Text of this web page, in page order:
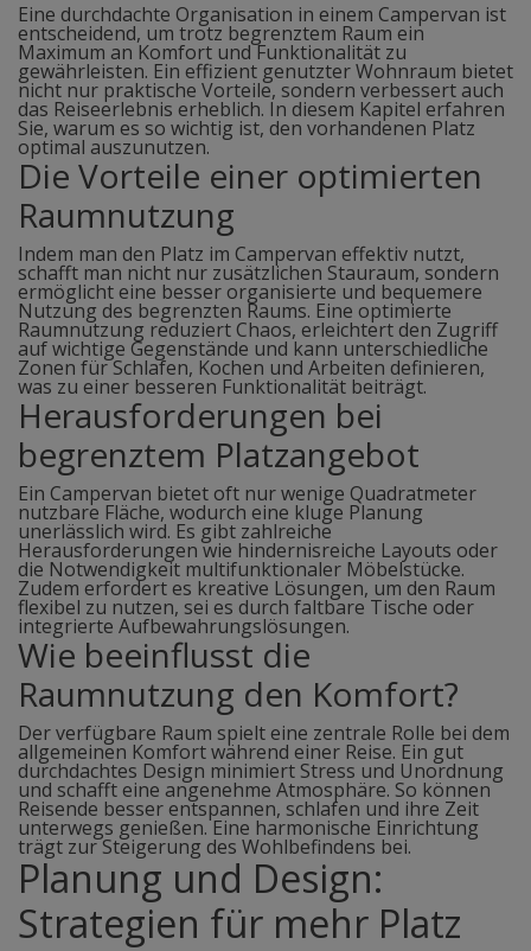
Eine durchdachte Organisation in einem Campervan ist
entscheidend, um trotz begrenztem Raum ein
Maximum an Komfort und Funktionalität zu
gewährleisten. Ein effizient genutzter Wohnraum bietet
nicht nur praktische Vorteile, sondern verbessert auch
das Reiseerlebnis erheblich. In diesem Kapitel erfahren
Sie, warum es so wichtig ist, den vorhandenen Platz
optimal auszunutzen.
Die Vorteile einer optimierten
Raumnutzung
Indem man den Platz im Campervan effektiv nutzt,
schafft man nicht nur zusätzlichen Stauraum, sondern
ermöglicht eine besser organisierte und bequemere
Nutzung des begrenzten Raums. Eine optimierte
Raumnutzung reduziert Chaos, erleichtert den Zugriff
auf wichtige Gegenstände und kann unterschiedliche
Zonen für Schlafen, Kochen und Arbeiten definieren,
was zu einer besseren Funktionalität beiträgt.
Herausforderungen bei
begrenztem Platzangebot
Ein Campervan bietet oft nur wenige Quadratmeter
nutzbare Fläche, wodurch eine kluge Planung
unerlässlich wird. Es gibt zahlreiche
Herausforderungen wie hindernisreiche Layouts oder
die Notwendigkeit multifunktionaler Möbelstücke.
Zudem erfordert es kreative Lösungen, um den Raum
flexibel zu nutzen, sei es durch faltbare Tische oder
integrierte Aufbewahrungslösungen.
Wie beeinflusst die
Raumnutzung den Komfort?
Der verfügbare Raum spielt eine zentrale Rolle bei dem
allgemeinen Komfort während einer Reise. Ein gut
durchdachtes Design minimiert Stress und Unordnung
und schafft eine angenehme Atmosphäre. So können
Reisende besser entspannen, schlafen und ihre Zeit
unterwegs genießen. Eine harmonische Einrichtung
trägt zur Steigerung des Wohlbefindens bei.
Planung und Design:
Strategien für mehr Platz